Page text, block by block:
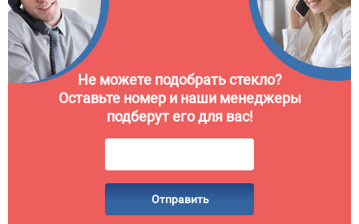
Не можете подобрать стекло?
Оставьте номер и наши менеджеры
подберут его для вас!
Отправить